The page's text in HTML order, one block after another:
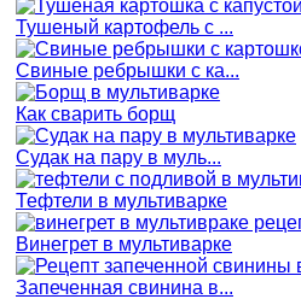
Тушеный картофель с ...
Свиные ребрышки с ка...
Как сварить борщ
Судак на пару в муль...
Тефтели в мультиварке
Винегрет в мультиварке
Запеченная свинина в...